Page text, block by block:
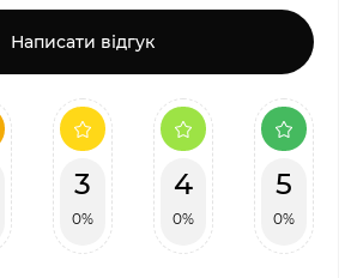
Написати відгук
3
0%
4
0%
5
0%